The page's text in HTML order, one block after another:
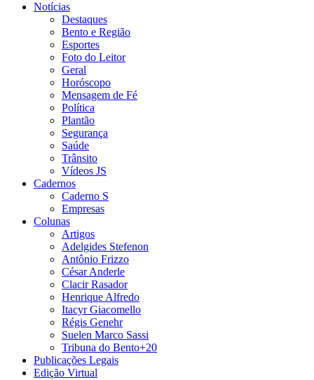
Notícias
Destaques
Bento e Região
Esportes
Foto do Leitor
Geral
Horóscopo
Mensagem de Fé
Política
Plantão
Segurança
Saúde
Trânsito
Vídeos JS
Cadernos
Caderno S
Empresas
Colunas
Artigos
Adelgides Stefenon
Antônio Frizzo
César Anderle
Clacir Rasador
Henrique Alfredo
Itacyr Giacomello
Régis Genehr
Suelen Marco Sassi
Tribuna do Bento+20
Publicações Legais
Edição Virtual